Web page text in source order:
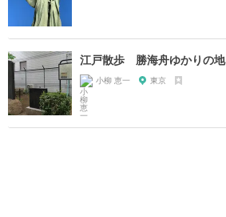
江戸散歩 勝海舟ゆかりの地
小柳 恵一 東京